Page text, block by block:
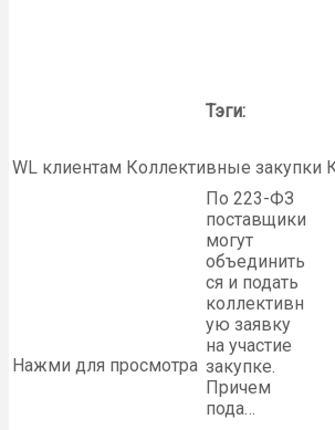
Тэги:
WL клиентам Коллективные закупки
Нажми для просмотра
По 223-ФЗ
поставщики
могут
объединить
ся и подать
коллективн
ую заявку
на участие
закупке.
Причем
пода…